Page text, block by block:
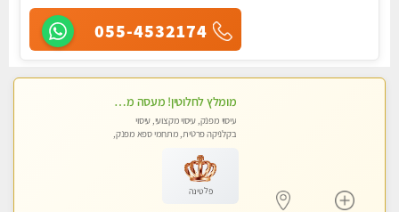
055-4532174
מומלץ לחלוטין! מעסה מקצועית ואיכותית פרטי!!!
עיסוי מפנק, עיסוי מקצועי, עיסוי
בקלניקה פרטית, מתחמי ספא מפנק,
פלטינה